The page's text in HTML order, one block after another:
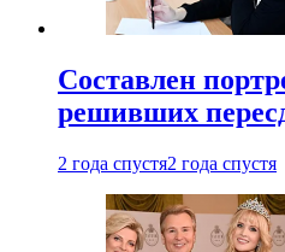
Составлен
решивших
2 года спустя2 года спустя